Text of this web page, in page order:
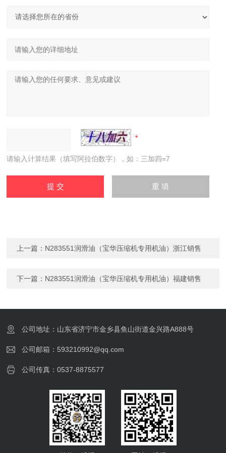
请输入计算结果（填写阿拉伯数字），如：三加四=7
上一篇： N283551润滑油（宝华压缩机专用机油）浙江销售
下一篇： N283551润滑油（宝华压缩机专用机油）福建销售
公司地址：山东省济宁市金乡县鱼山街道金兴路A888号
公司邮箱：593210992@qq.com
公司传真：0537-8875577